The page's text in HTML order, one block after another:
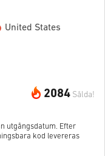
United States
2084 Sålda!
utgångsdatum. Efter
kod levereras